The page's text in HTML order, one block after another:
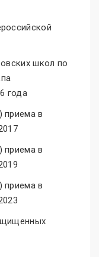
школ по
года
приема в
приема в
приема в